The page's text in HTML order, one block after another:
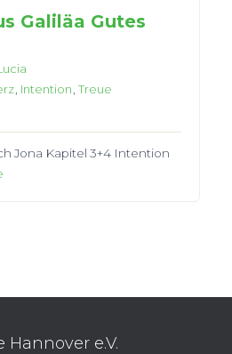
Galiläa Gutes
Intention ,Treue
Jona Kapitel 3+4 Intention
e.V.